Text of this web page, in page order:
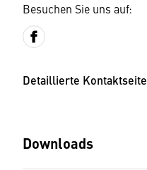
Besuchen Sie uns auf:
Detaillierte Kontaktseite
Downloads